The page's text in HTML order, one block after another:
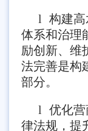
l 构建高
体系和治理
励创新、维
法完善是构
部分。
l 优化
律法规，提